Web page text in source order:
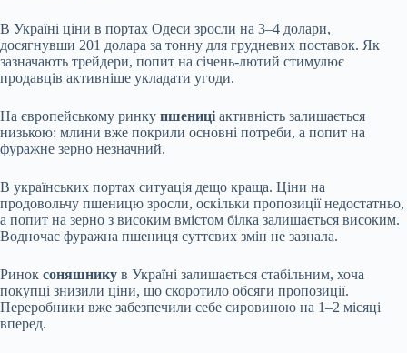
В Україні ціни в портах Одеси зросли на 3–4 долари,
досягнувши 201 долара за тонну для грудневих поставок. Як
зазначають трейдери, попит на січень-лютий стимулює
продавців активніше укладати угоди.
На європейському ринку пшениці активність залишається
низькою: млини вже покрили основні потреби, а попит на
фуражне зерно незначний.
В українських портах ситуація дещо краща. Ціни на
продовольчу пшеницю зросли, оскільки пропозиції недостатньо,
а попит на зерно з високим вмістом білка залишається високим.
Водночас фуражна пшениця суттєвих змін не зазнала.
Ринок соняшнику в Україні залишається стабільним, хоча
покупці знизили ціни, що скоротило обсяги пропозиції.
Переробники вже забезпечили себе сировиною на 1–2 місяці
вперед.